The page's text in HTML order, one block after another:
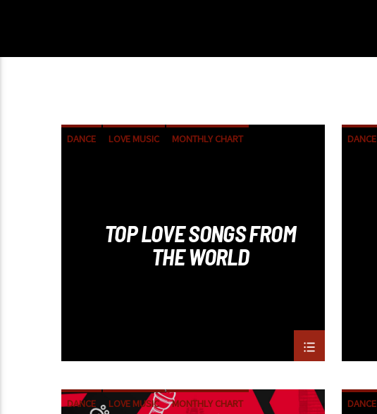
DANCE LOVE MUSIC
MONTHLY CHART
TOP LOVE SONGS FROM
THE WORLD
DANCE
DANCE LOVE MUSIC
MONTHLY CHART
DANCE